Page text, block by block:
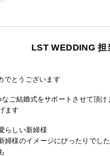
LST WEDDING 担
でとうございます
ご結婚式をサポートさせて頂け
ます
らしい新婦様
婦様のイメージにぴったりでした